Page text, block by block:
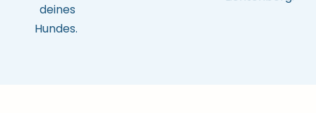
deines
Hundes.